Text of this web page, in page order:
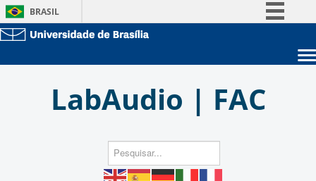
BRASIL
Acesso à informação
Unidades acadêmicas
Estude na UnB
LabAudio | FAC